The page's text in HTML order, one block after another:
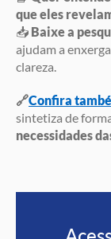
que eles
📥 Baixe a
ajudam a
clareza.
🔗Confira
sintetiza de
necessidades